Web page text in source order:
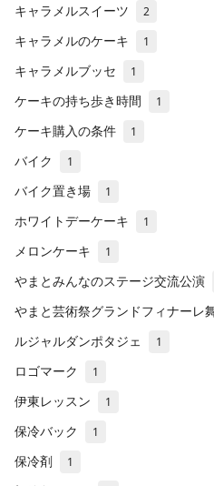
キャラメルスイーツ 2
キャラメルのケーキ 1
キャラメルブッセ 1
ケーキの持ち歩き時間 1
ケーキ購入の条件 1
バイク 1
バイク置き場 1
ホワイトデーケーキ 1
メロンケーキ 1
やまとみんなのステージ交流公演
やまと芸術祭グランドフィナーレ
ルジャルダンポタジェ 1
ロゴマーク 1
伊東レッスン 1
保冷バック 1
保冷剤 1